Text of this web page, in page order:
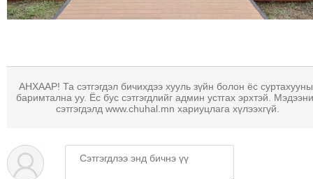
ОСЛЫН
ТӨВСИЙН
ТОДОТГОЛЫН
ЭРГЭН
СОНГУУЛИЙН
ЭРГЭН
АНХААР! Та сэтгэгдэл бичихдээ хууль зүйн болон ёс
баримтална уу. Ёс бус сэтгэгдлийг админ устгах эрхтэй.
сэтгэгдэлд www.chuhal.mn хариуцлага хүлээхгүй.